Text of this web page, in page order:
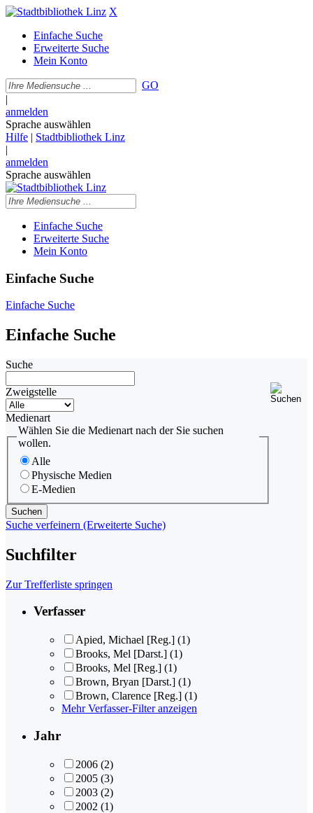
X
Einfache Suche
Erweiterte Suche
Mein Konto
GO
|
anmelden
Sprache auswählen
Hilfe | Stadtbibliothek Linz
|
anmelden
Sprache auswählen
Einfache Suche
Erweiterte Suche
Mein Konto
Einfache Suche
Einfache Suche
Einfache Suche
Suche
Zweigstelle
Medienart
Wählen Sie die Medienart nach der Sie suchen
wollen.
Alle
Physische Medien
E-Medien
Suche verfeinern (Erweiterte Suche)
Suchfilter
Zur Trefferliste springen
Verfasser
Apied, Michael [Reg.] (1)
Brooks, Mel [Darst.] (1)
Brooks, Mel [Reg.] (1)
Brown, Bryan [Darst.] (1)
Brown, Clarence [Reg.] (1)
Mehr Verfasser-Filter anzeigen
Jahr
2006 (2)
2005 (3)
2003 (2)
2002 (1)